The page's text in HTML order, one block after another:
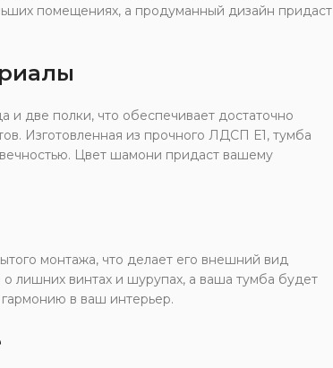
помещениях, а продуманный дизайн придаст
и две полки, что обеспечивает достаточно
Изготовленная из прочного ЛДСП Е1, тумба
Цвет шамони придаст вашему
монтажа, что делает его внешний вид
лишних винтах и шурупах, а ваша тумба будет
в ваш интерьер.